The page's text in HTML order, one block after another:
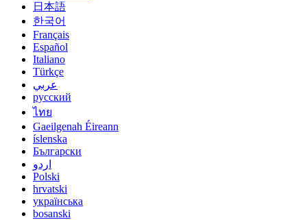
日本語
한국어
Français
Español
Italiano
Türkçe
عربي
русский
ไทย
Gaeilgenah Éireann
íslenska
Български
اردو
Polski
hrvatski
українська
bosanski